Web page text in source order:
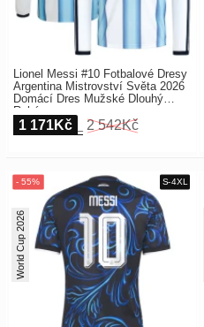
Lionel Messi #10 Fotbalové Dresy
Argentina Mistrovství Světa 2026
Domácí Dres Mužské Dlouhý
Rukáv
1 171Kč 2 542Kč
World Cup 2026